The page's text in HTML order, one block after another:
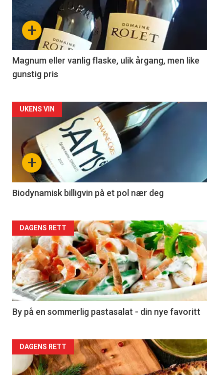
nå
3
+
Magnum eller vanlig flaske, ulik årgang, men like
gunstig pris
Forsiden
akkurat
nå
4
+
UKENS VIN
Biodynamisk billigvin på et pol nær deg
Forsiden
akkurat
nå
-
5
DAGENS RETT
By på en sommerlig pastasalat - din nye favoritt
Forsiden
akkurat
DAGENS RETT